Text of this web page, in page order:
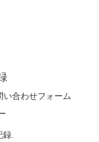
い合わせフォーム
.